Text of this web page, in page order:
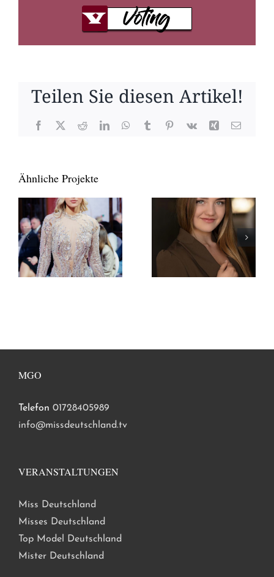
Teilen Sie diesen Artikel!
Facebook
X RedditLinkedInWhatsApp
TumblrPinterest
Vk Xing E-
Ähnliche Projekte
MGO
Telefon 01728405989
info@missdeutschland.tv
VERANSTALTUNGEN
Miss Deutschland
Misses Deutschland
Top Model Deutschland
Mister Deutschland